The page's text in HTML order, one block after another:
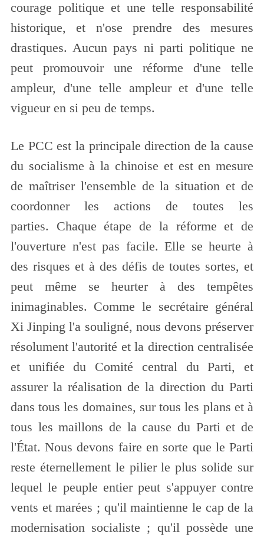
courage politique et une telle responsabilité
historique, et n'ose prendre des mesures
drastiques. Aucun pays ni parti politique ne
peut promouvoir une réforme d'une telle
ampleur, d'une telle ampleur et d'une telle
vigueur en si peu de temps.
Le PCC est la principale direction de la cause
du socialisme à la chinoise et est en mesure
de maîtriser l'ensemble de la situation et de
coordonner les actions de toutes les
parties. Chaque étape de la réforme et de
l'ouverture n'est pas facile. Elle se heurte à
des risques et à des défis de toutes sortes, et
peut même se heurter à des tempêtes
inimaginables. Comme le secrétaire général
Xi Jinping l'a souligné, nous devons préserver
résolument l'autorité et la direction centralisée
et unifiée du Comité central du Parti, et
assurer la réalisation de la direction du Parti
dans tous les domaines, sur tous les plans et à
tous les maillons de la cause du Parti et de
l'État. Nous devons faire en sorte que le Parti
reste éternellement le pilier le plus solide sur
lequel le peuple entier peut s'appuyer contre
vents et marées ; qu'il maintienne le cap de la
modernisation socialiste ; qu'il possède une